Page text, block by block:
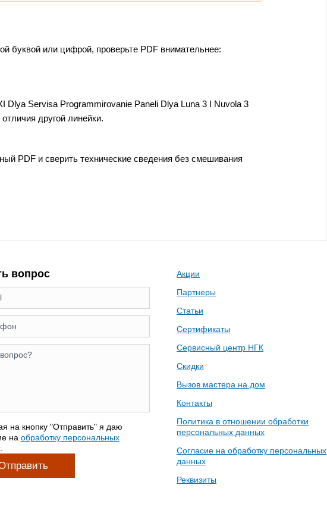
буквой или цифрой, проверьте PDF внимательнее:
Dlya Servisa Programmirovanie Paneli Dlya Luna 3 I Nuvola 3
другой линейки.
PDF и сверить технические сведения без смешивания
вопрос
на кнопку "Отправить" я даю
на обработку персональных
.
Акции
Партнеры
Статьи
Сертификаты
Сервисный центр НГК
Скидки
Вызов мастера на дом
Контакты
Политика в отношении обработки
персональных данных
Согласие на обработку персональных
данных
Реквизиты